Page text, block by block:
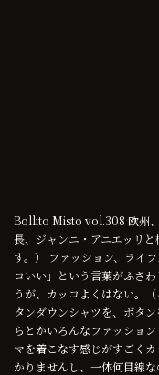
Bollito Misto vol.308 欧州、
長、ジャンニ・アニエッリ
す。） ファッション、ライ
コいい」という言葉がふさ
うが、カッコよくはない。
タンダウンシャツを、ボタ
らとかいろんなファッショ
マを着こなす感じがすごく
かりませんし、一体何目線